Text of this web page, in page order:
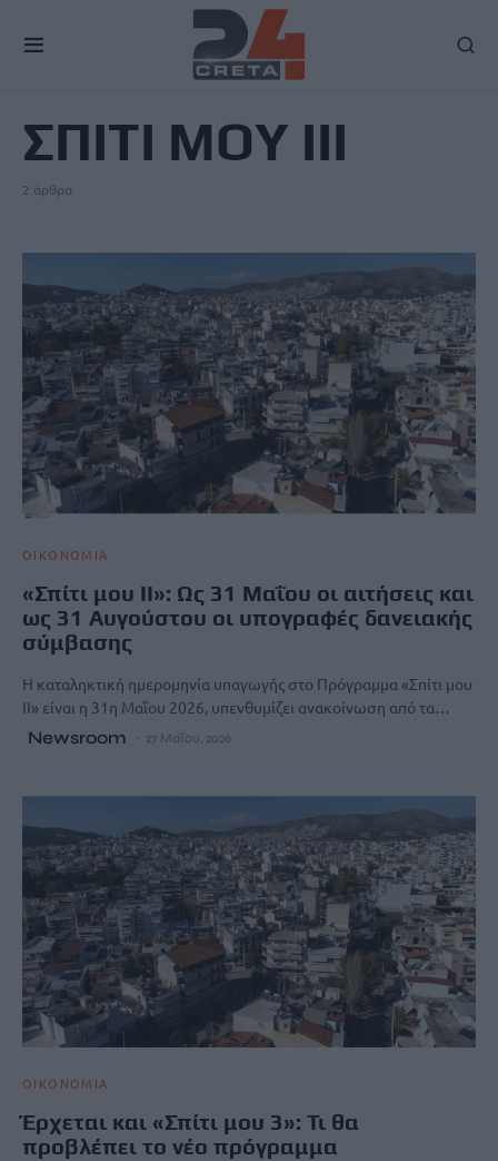
ΣΠΙΤΙ ΜΟΥ ΙΙΙ
2 άρθρα
ΟΙΚΟΝΟΜΙΑ
«Σπίτι μου ΙΙ»: Ως 31 Μαΐου οι αιτήσεις και
ως 31 Αυγούστου οι υπογραφές δανειακής
σύμβασης
Η καταληκτική ημερομηνία υπαγωγής στο Πρόγραμμα «Σπίτι μου
ΙΙ» είναι η 31η Μαΐου 2026, υπενθυμίζει ανακοίνωση από τα…
Newsroom 27 Μαΐου, 2026
ΟΙΚΟΝΟΜΙΑ
Έρχεται και «Σπίτι μου 3»: Τι θα
προβλέπει το νέο πρόγραμμα